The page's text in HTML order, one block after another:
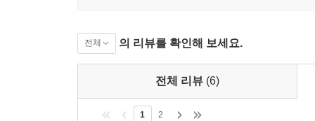
전체 의 리뷰를 확인해 보세요.
전체 리뷰 (6)
1 2